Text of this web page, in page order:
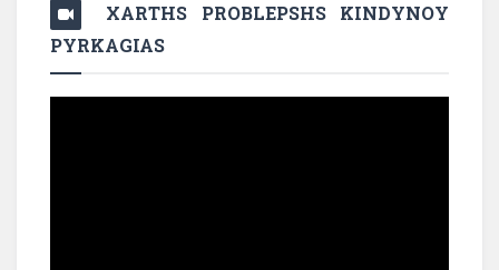
XARTHS PROBLEPSHS KINDYNOY
PYRKAGIAS